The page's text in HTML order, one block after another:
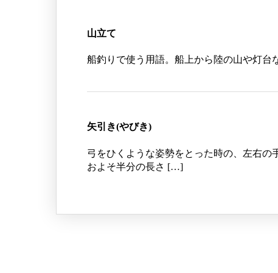
山立て
船釣りで使う用語。船上から陸の山や灯台
矢引き(やびき)
弓をひくような姿勢をとった時の、左右
およそ半分の長さ […]